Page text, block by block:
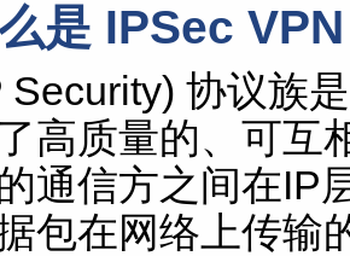
是 IPSec VPN
Security) 协议族
高质量的、可互
通信方之间在IP
包在网络上传输